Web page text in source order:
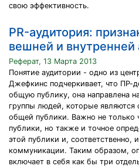
свою эффективность.
PR-аудитория:
вешней и внутренней
Реферат, 13 Марта 2013
Понятие аудитории - одно из
Джефкинс подчеркивает, что ПР-
общую публику, она направлена
группы людей, которые
общей публики. Важно не только
публики, но также и точное
этой публики и, соответственно,
коммуникации. Таким образом,
включает в себя как бы три